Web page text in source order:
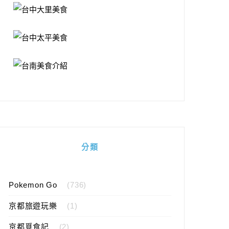
分類
Pokemon Go (736)
京都旅遊玩樂 (1)
京都覓食記 (2)